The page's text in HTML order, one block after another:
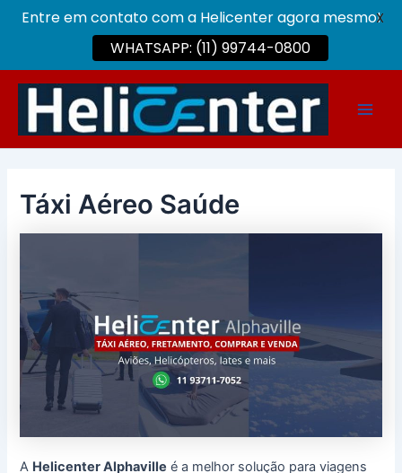
conteúdo
Táxi Aéreo Saúde
A Helicenter Alphaville é a melhor solução para viagens
Entre em contato com a Helicenter agora mesmo!
WHATSAPP: (11) 99744-0800
X